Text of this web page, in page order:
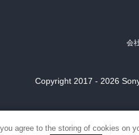
会
Copyright 2017 - 2026
agree to the storing of cookies on